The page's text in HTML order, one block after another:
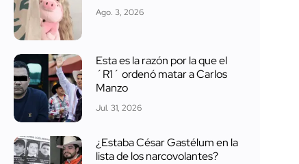
Ago. 3, 2026
Esta es la razón por la que el
´R1´ ordenó matar a Carlos
Manzo
Jul. 31, 2026
¿Estaba César Gastélum en la
lista de los narcovolantes?